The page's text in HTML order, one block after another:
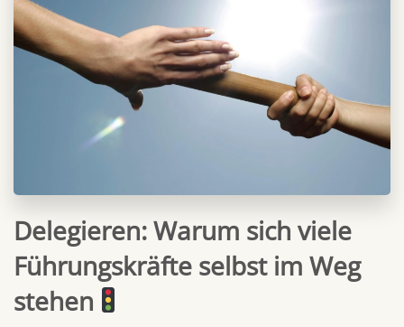
Delegieren: Warum sich viele
Führungskräfte selbst im Weg
stehen